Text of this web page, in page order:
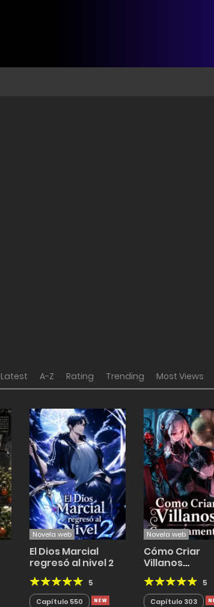
Latest A-Z Rating Trending Most Views
Novela web
El Dios Marcial
regresó al nivel 2
5
Capítulo 550
Novela web
Cómo Criar
Villanos
5
Capítulo 303